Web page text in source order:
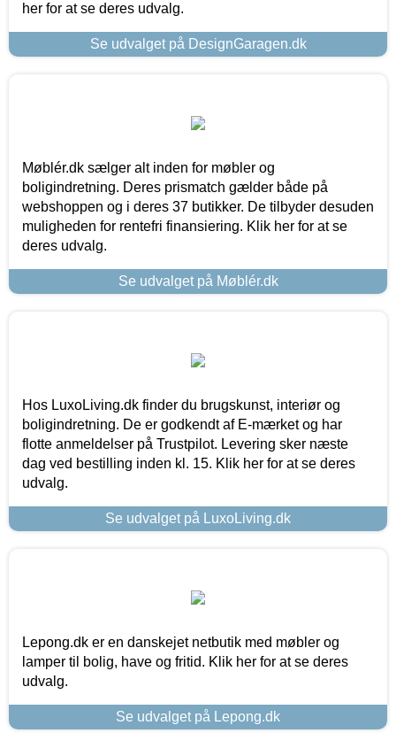
her for at se deres udvalg.
Se udvalget på DesignGaragen.dk
Møblér.dk sælger alt inden for møbler og
boligindretning. Deres prismatch gælder både på
webshoppen og i deres 37 butikker. De tilbyder desuden
muligheden for rentefri finansiering. Klik her for at se
deres udvalg.
Se udvalget på Møblér.dk
Hos LuxoLiving.dk finder du brugskunst, interiør og
boligindretning. De er godkendt af E-mærket og har
flotte anmeldelser på Trustpilot. Levering sker næste
dag ved bestilling inden kl. 15. Klik her for at se deres
udvalg.
Se udvalget på LuxoLiving.dk
Lepong.dk er en danskejet netbutik med møbler og
lamper til bolig, have og fritid. Klik her for at se deres
udvalg.
Se udvalget på Lepong.dk